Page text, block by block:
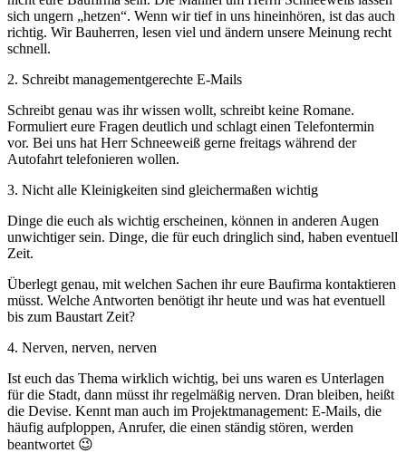
sich ungern „hetzen“. Wenn wir tief in uns hineinhören, ist das auch
richtig. Wir Bauherren, lesen viel und ändern unsere Meinung recht
schnell.
2. Schreibt managementgerechte E-Mails
Schreibt genau was ihr wissen wollt, schreibt keine Romane.
Formuliert eure Fragen deutlich und schlagt einen Telefontermin
vor. Bei uns hat Herr Schneeweiß gerne freitags während der
Autofahrt telefonieren wollen.
3. Nicht alle Kleinigkeiten sind gleichermaßen wichtig
Dinge die euch als wichtig erscheinen, können in anderen Augen
unwichtiger sein. Dinge, die für euch dringlich sind, haben eventuell
Zeit.
Überlegt genau, mit welchen Sachen ihr eure Baufirma kontaktieren
müsst. Welche Antworten benötigt ihr heute und was hat eventuell
bis zum Baustart Zeit?
4. Nerven, nerven, nerven
Ist euch das Thema wirklich wichtig, bei uns waren es Unterlagen
für die Stadt, dann müsst ihr regelmäßig nerven. Dran bleiben, heißt
die Devise. Kennt man auch im Projektmanagement: E-Mails, die
häufig aufploppen, Anrufer, die einen ständig stören, werden
beantwortet 😉